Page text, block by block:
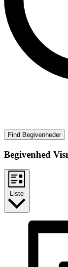
Find Begivenheder
Begivenhed
Liste